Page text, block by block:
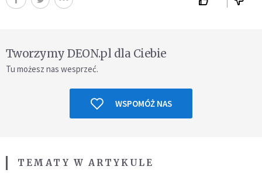
Tworzymy DEON.pl dla Ciebie
Tu możesz nas wesprzeć.
WSPOMÓŻ NAS
TEMATY W ARTYKULE